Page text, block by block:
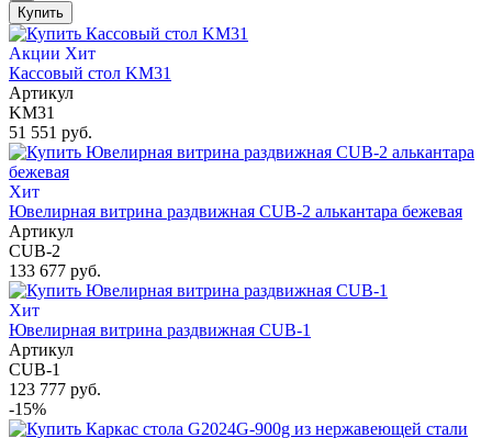
Купить
Акции Хит
Кассовый стол KM31
Артикул
KM31
51 551 руб.
Хит
Ювелирная витрина раздвижная CUB-2 алькантара бежевая
Артикул
CUB-2
133 677 руб.
Хит
Ювелирная витрина раздвижная CUB-1
Артикул
CUB-1
123 777 руб.
-15%